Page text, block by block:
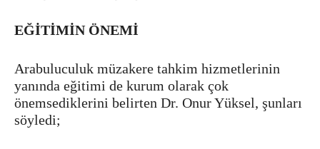
EĞİTİMİN ÖNEMİ
Arabuluculuk müzakere tahkim hizmetlerinin
yanında eğitimi de kurum olarak çok
önemsediklerini belirten Dr. Onur Yüksel, şunları
söyledi;